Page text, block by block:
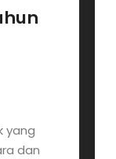
yang
dan